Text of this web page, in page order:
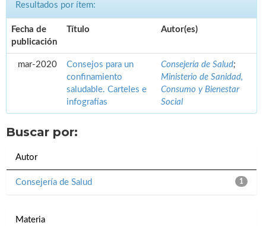
Resultados por ítem:
Fecha de
publicación
Título Autor(es)
mar-2020
Consejos para un
confinamiento
saludable. Carteles e
infografías
Consejería de Salud;
Ministerio de Sanidad,
Consumo y Bienestar
Social
Buscar por:
Autor
1
Consejería de Salud
Materia